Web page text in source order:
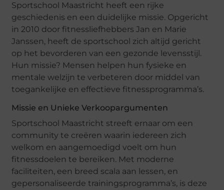
Sportschool Maastricht heeft een rijke
geschiedenis en een duidelijke missie. Opgericht
in 2010 door fitnessliefhebbers Jan en Marie
Janssen, heeft de sportschool zich altijd gericht
op het bevorderen van een gezonde levensstijl.
Hun missie? Mensen helpen hun fysieke en
mentale welzijn te verbeteren door middel van
toegankelijke en effectieve fitnessprogramma’s.
Missie en Unieke Verkoopargumenten
Sportschool Maastricht streeft ernaar om een
community te creëren waarin iedereen zich
welkom en aangemoedigd voelt om hun
fitnessdoelen te bereiken. Met moderne
faciliteiten, een breed scala aan lessen, en
gepersonaliseerde trainingsprogramma’s, is deze